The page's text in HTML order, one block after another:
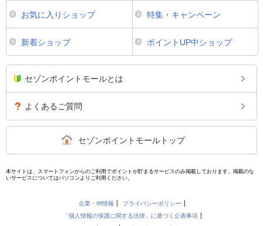
お気に入りショップ 特集・キャンペーン
新着ショップ ポイントUP中ショップ
セゾンポイントモールとは
よくあるご質問
セゾンポイントモールトップ
本サイトは、スマートフォンからのご利用でポイントが貯まるサービスのみ掲載しております。掲載のな
いサービスについてはパソコンよりご利用ください。
企業・IR情報
プライバシーポリシー
「個人情報の保護に関する法律」に基づく公表事項